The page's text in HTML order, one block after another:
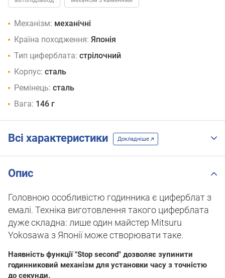
Механізм: механічні
Країна походження: Японія
Тип циферблата: стрілочний
Корпус: сталь
Ремінець: сталь
Вага: 146 г
Всі характеристики Докладніше
Опис
Головною особливістю годинника є циферблат з
емалі. Техніка виготовлення такого циферблата
дуже складна: лише один майстер Mitsuru
Yokosawa з Японії може створювати таке.
Наявність функції "Stop second" дозволяє зупинити
годинниковий механізм для установки часу з точністю
до секунди.